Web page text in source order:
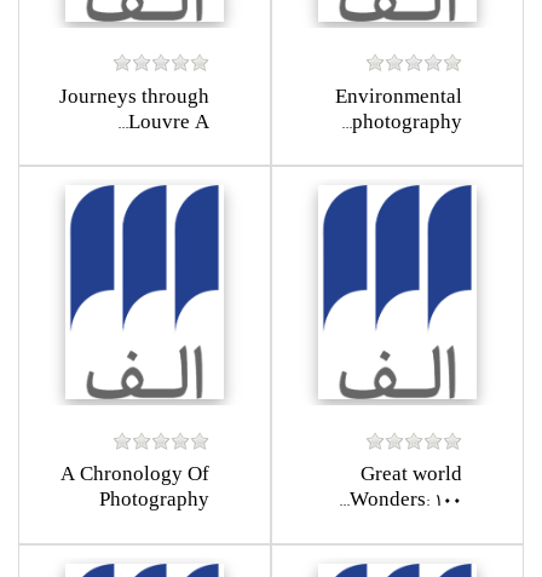
Environmental
photography...
Journeys through
Louvre A...
Great world
Wonders: 100...
A Chronology Of
Photography